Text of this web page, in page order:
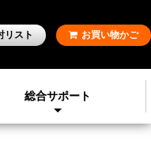
総合サポート
リスト お買い物かご